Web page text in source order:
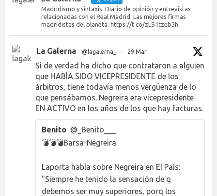
Madridismo y sintaxis. Diario de opinión y entrevistas
relacionadas con el Real Madrid. Las mejores firmas
madridistas del planeta. https://t.co/zLS1tzeb3h
La Galerna @lagalerna_ · 29 Mar
Si de verdad ha dicho que contrataron a alguien
que HABÍA SIDO VICEPRESIDENTE de los
árbitros, tiene todavía menos vergüenza de lo
que pensábamos. Negreira era vicepresidente
EN ACTIVO en los años de los que hay facturas.
Benito @_Benito___
💣💣💣Barsa-Negreira
Laporta habla sobre Negreira en El País:
"Siempre he tenido la sensación de q
debemos ser muy superiores, porq los